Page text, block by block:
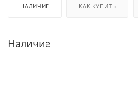
НАЛИЧИЕ КАК КУПИТЬ
Наличие